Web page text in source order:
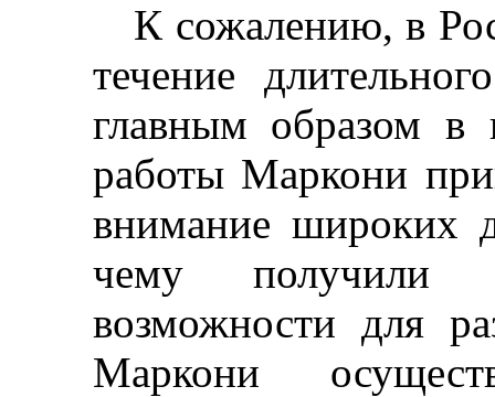
К сожалению, в
течение
главным образом в
работы Маркони
внимание широких
чему получили
возможности для
Маркони